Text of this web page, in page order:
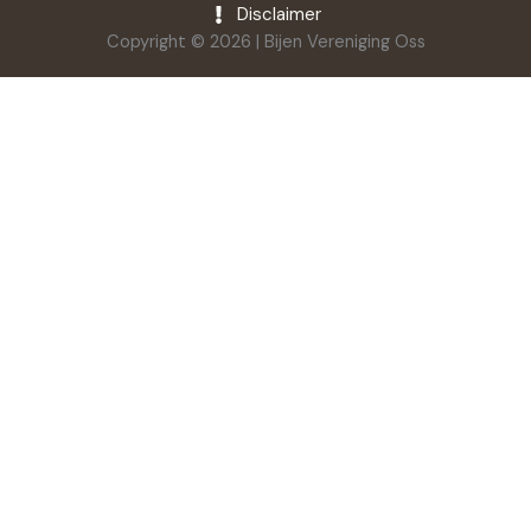
Disclaimer
Copyright © 2026 | Bijen Vereniging Oss